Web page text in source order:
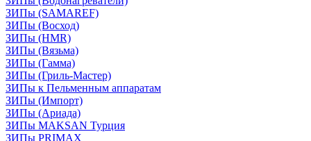
ЗИПы (SAMAREF)
ЗИПы (Восход)
ЗИПы (HMR)
ЗИПы (Вязьма)
ЗИПы (Гамма)
ЗИПы (Гриль-Мастер)
ЗИПы к Пельменным аппаратам
ЗИПы (Импорт)
ЗИПы (Ариада)
ЗИПы MAKSAN Турция
ЗИПы PRIMAX